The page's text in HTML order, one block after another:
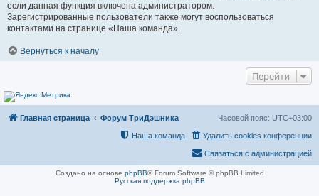
если данная функция включена администратором.
Зарегистрированные пользователи также могут воспользоваться
контактами на странице «Наша команда».
Вернуться к началу
Перейти
Главная страница Форум ТриДэшника Часовой пояс: UTC+03:00
Удалить cookies конференции
Наша команда
Связаться с администрацией
Создано на основе phpBB® Forum Software © phpBB Limited
Русская поддержка phpBB